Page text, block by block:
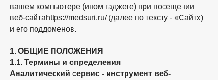
вашем компьютере (ином гаджете) при посещении
веб-сайтаhttps://medsuri.ru/ (далее по тексту - «Сайт»)
и его поддоменов.
1. ОБЩИЕ ПОЛОЖЕНИЯ
1.1. Термины и определения
Аналитический сервис - инструмент веб-